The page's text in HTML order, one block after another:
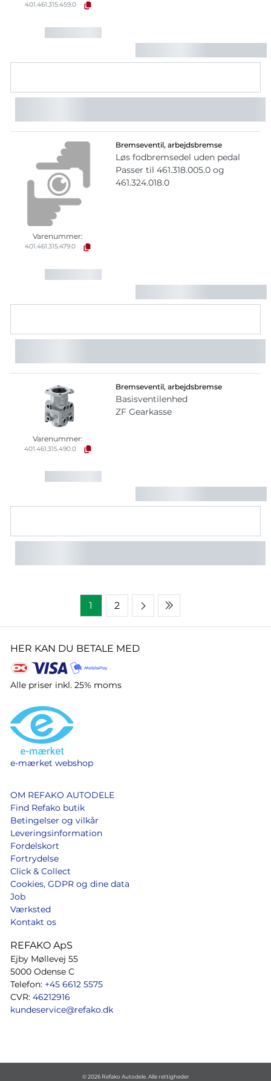
401.461.315.459.0
Varenummer:
401.461.315.479.0
Bremseventil, arbejdsbremse
Løs fodbremsedel uden pedal
Passer til 461.318.005.0 og
461.324.018.0
Varenummer:
401.461.315.490.0
Bremseventil, arbejdsbremse
Basisventilenhed
ZF Gearkasse
1 2
HER KAN DU BETALE MED
Alle priser inkl. 25% moms
e-mærket webshop
OM REFAKO AUTODELE
Find Refako butik
Betingelser og vilkår
Leveringsinformation
Fordelskort
Fortrydelse
Click & Collect
Cookies, GDPR og dine data
Job
Værksted
Kontakt os
REFAKO ApS
Ejby Møllevej 55
5000 Odense C
Telefon: +45 6612 5575
CVR: 46212916
kundeservice@refako.dk
© 2026 Refako Autodele. Alle rettigheder